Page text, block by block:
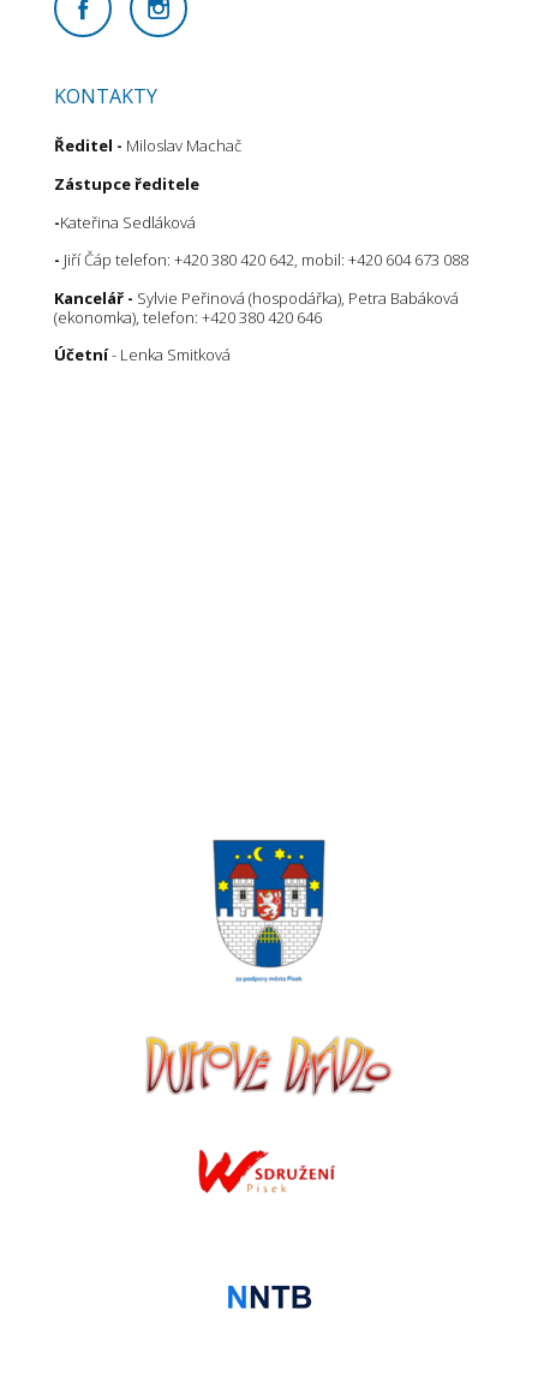
KONTAKTY
Ředitel - Miloslav Machač
Zástupce ředitele
-Kateřina Sedláková
- Jiří Čáp telefon: +420 380 420 642, mobil: +420 604 673 088
Kancelář - Sylvie Peřinová (hospodářka), Petra Babáková
(ekonomka), telefon: +420 380 420 646
Účetní- Lenka Smitková